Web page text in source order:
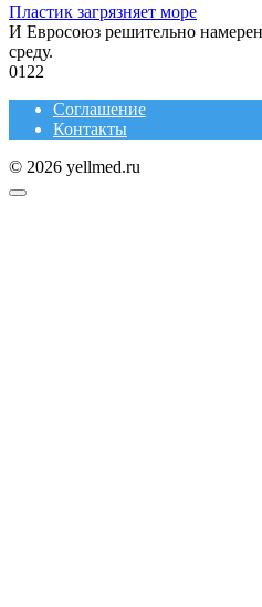
Пластик загрязняет море
И Евросоюз решительно
среду.
0122
Соглашение
Контакты
© 2026 yellmed.ru